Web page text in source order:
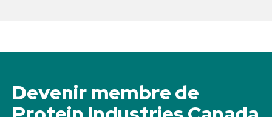
Devenir membre de